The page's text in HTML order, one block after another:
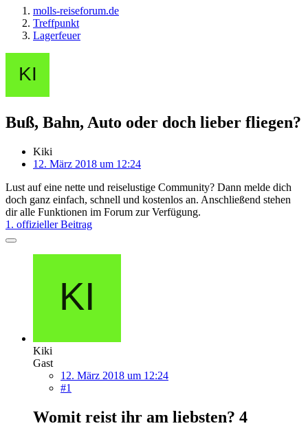
molls-reiseforum.de
Treffpunkt
Lagerfeuer
Buß, Bahn, Auto oder doch lieber fliegen?
Kiki
12. März 2018 um 12:24
Lust auf eine nette und reiselustige Community? Dann melde dich
doch ganz einfach, schnell und kostenlos an. Anschließend stehen
dir alle Funktionen im Forum zur Verfügung.
1. offizieller Beitrag
Kiki
Gast
12. März 2018 um 12:24
#1
Womit reist ihr am liebsten? 4